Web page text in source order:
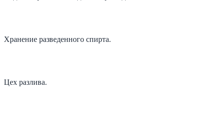
Хранение разведенного спирта.
Цех разлива.